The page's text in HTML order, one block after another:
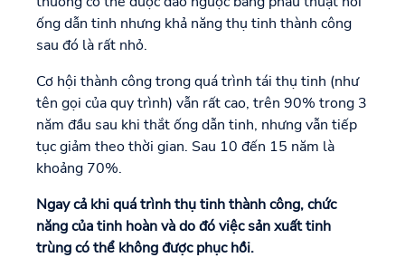
ống dẫn tinh nhưng khả năng thụ tinh thành công
sau đó là rất nhỏ.
Cơ hội thành công trong quá trình tái thụ tinh (như
tên gọi của quy trình) vẫn rất cao, trên 90% trong 3
năm đầu sau khi thắt ống dẫn tinh, nhưng vẫn tiếp
tục giảm theo thời gian. Sau 10 đến 15 năm là
khoảng 70%.
Ngay cả khi quá trình thụ tinh thành công, chức
năng của tinh hoàn và do đó việc sản xuất tinh
trùng có thể không được phục hồi.